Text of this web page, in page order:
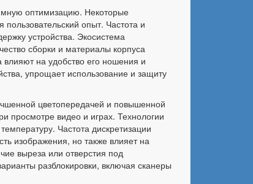
оптимизацию. Некоторые
опыт. Частота и
устройства. Экосистема
сборки и материалы корпуса
на удобство его ношения и
упрощает использование и защиту
цветопередачей и повышенной
просмотре видео и играх. Технологии
Частота дискретизации
изображения, но также влияет на
выреза или отверстия под
разблокировки, включая сканеры